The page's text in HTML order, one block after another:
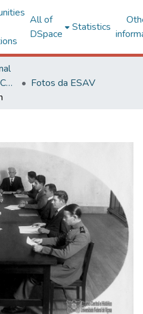
All of
DSpace
Statistics
Acervo Fotográfico do ACH-UFV
Fotos da ESAV